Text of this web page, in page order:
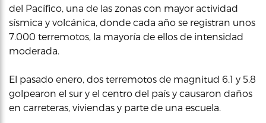
del Pacífico, una de las zonas con mayor actividad
sísmica y volcánica, donde cada año se registran unos
7.000 terremotos, la mayoría de ellos de intensidad
moderada.
El pasado enero, dos terremotos de magnitud 6.1 y 5.8
golpearon el sur y el centro del país y causaron daños
en carreteras, viviendas y parte de una escuela.